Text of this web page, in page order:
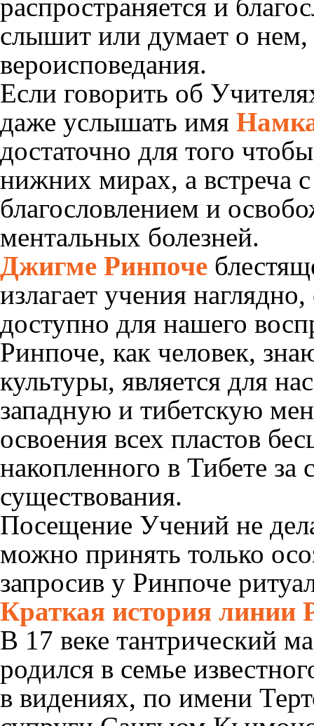
распространяется и
слышит или думает о нем,
вероисповедания.
Если говорить об
даже услышать имя
достаточно для того
нижних мирах, а встреча
благословлением и
ментальных болезней.
Джигме Ринпоче
излагает учения
доступно для нашего
Ринпоче, как человек,
культуры, является для
западную и тибетскую
освоения всех пластов
накопленного в Тибете за
существования.
Посещение Учений не
можно принять только
запросив у Ринпоче
Краткая история линии
В 17 веке тантрический
родился в семье
в видениях, по имени